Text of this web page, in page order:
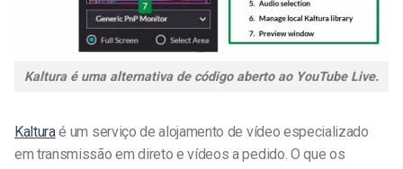
Kaltura é uma alternativa de código aberto ao YouTube Live.
Kalturaé um serviço de alojamento de vídeo especializado
em transmissão em direto e vídeos a pedido. O que os